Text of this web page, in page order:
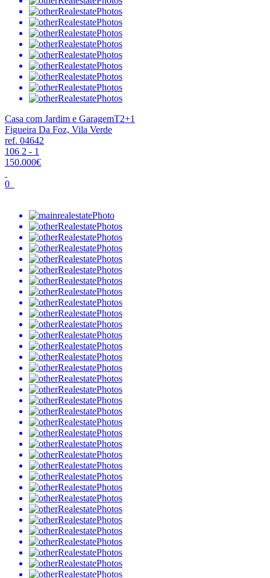
Casa com Jardim e GaragemT2+1
Figueira Da Foz, Vila Verde
ref. 04642
106 2 - 1
150.000€
0